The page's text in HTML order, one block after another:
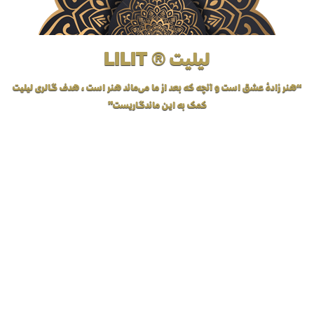
لیلیت ® LILIT
“هنر زادهٔ عشق است و آنچه که بعد از ما می‌ماند هنر است، هدف گالری لیلیت
کمک به این ماندگاریست”